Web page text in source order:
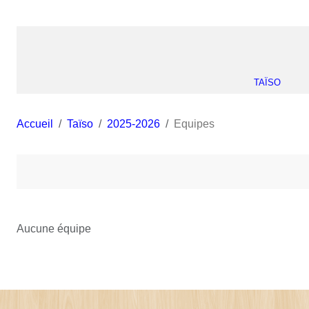
TAÏSO
Accueil Taïso 2025-2026 Equipes
Aucune équipe